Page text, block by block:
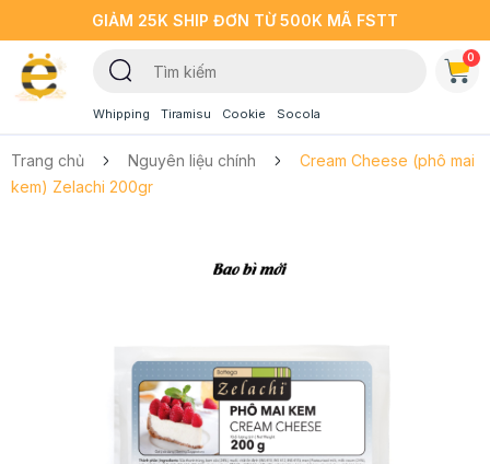
GIẢM 25K SHIP ĐƠN TỪ 500K MÃ FSTT
Whipping Tiramisu Cookie Socola
0
Trang chủ Nguyên liệu chính
Cream Cheese (phô mai
kem) Zelachi 200gr